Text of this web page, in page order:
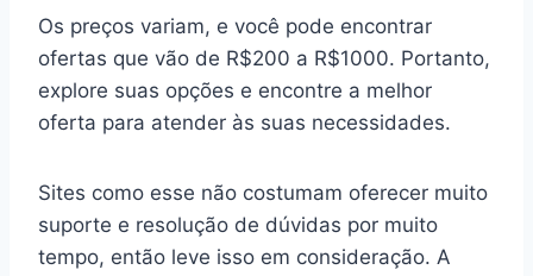
Os preços variam, e você pode encontrar
ofertas que vão de R$200 a R$1000. Portanto,
explore suas opções e encontre a melhor
oferta para atender às suas necessidades.
Sites como esse não costumam oferecer muito
suporte e resolução de dúvidas por muito
tempo, então leve isso em consideração. A